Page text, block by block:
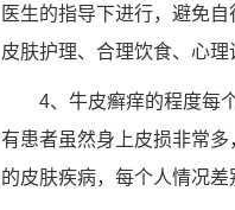
医生的指导下进行，避免
皮肤护理、合理饮食、心理
4、牛皮癣痒的程度每
有患者虽然身上皮损非常
的皮肤疾病，每个人情况